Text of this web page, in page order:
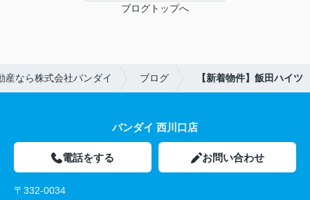
ブログトップへ
産なら株式会社バンダイ ブログ 【新着物件】飯田ハイツ
バンダイ 西川口店
電話をする お問い合わせ
〒332-0034